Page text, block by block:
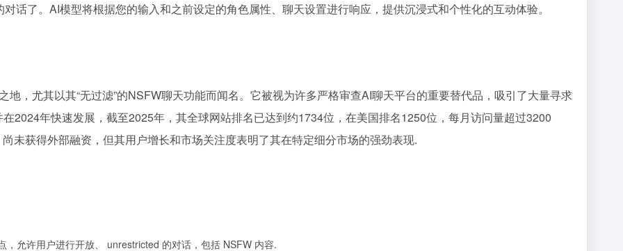
话了。AI模型将根据您的输入和之前设定的角色属性、聊天设置进行响应，提供沉浸式和个性化的互动体验。
，尤其以其“无过滤”的NSFW聊天功能而闻名。它被视为许多严格审查AI聊天平台的重要替代品，吸引了大量寻求
2024年快速发展，截至2025年，其全球网站排名已达到约1734位，在美国排名1250位，每月访问量超过3200
未获得外部融资，但其用户增长和市场关注度表明了其在特定细分市场的强劲表现.
，允许用户进行开放、 unrestricted 的对话，包括 NSFW 内容.